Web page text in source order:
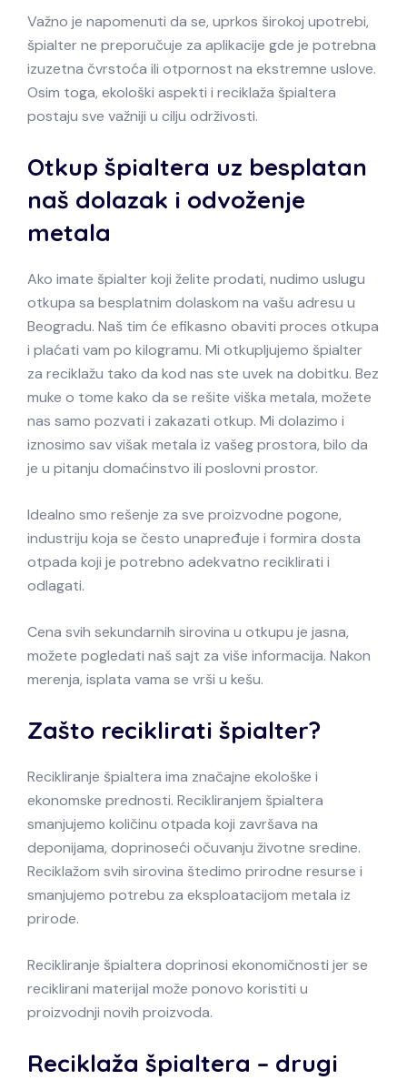
Važno je napomenuti da se, uprkos širokoj upotrebi,
špialter ne preporučuje za aplikacije gde je potrebna
izuzetna čvrstoća ili otpornost na ekstremne uslove.
Osim toga, ekološki aspekti i reciklaža špialtera
postaju sve važniji u cilju održivosti.
Otkup špialtera uz besplatan
naš dolazak i odvoženje
metala
Ako imate špialter koji želite prodati, nudimo uslugu
otkupa sa besplatnim dolaskom na vašu adresu u
Beogradu. Naš tim će efikasno obaviti proces otkupa
i plaćati vam po kilogramu. Mi otkupljujemo špialter
za reciklažu tako da kod nas ste uvek na dobitku. Bez
muke o tome kako da se rešite viška metala, možete
nas samo pozvati i zakazati otkup. Mi dolazimo i
iznosimo sav višak metala iz vašeg prostora, bilo da
je u pitanju domaćinstvo ili poslovni prostor.
Idealno smo rešenje za sve proizvodne pogone,
industriju koja se često unapređuje i formira dosta
otpada koji je potrebno adekvatno reciklirati i
odlagati.
Cena svih sekundarnih sirovina u otkupu je jasna,
možete pogledati naš sajt za više informacija. Nakon
merenja, isplata vama se vrši u kešu.
Zašto reciklirati špialter?
Recikliranje špialtera ima značajne ekološke i
ekonomske prednosti. Recikliranjem špialtera
smanjujemo količinu otpada koji završava na
deponijama, doprinoseći očuvanju životne sredine.
Reciklažom svih sirovina štedimo prirodne resurse i
smanjujemo potrebu za eksploatacijom metala iz
prirode.
Recikliranje špialtera doprinosi ekonomičnosti jer se
reciklirani materijal može ponovo koristiti u
proizvodnji novih proizvoda.
Reciklaža špialtera – drugi